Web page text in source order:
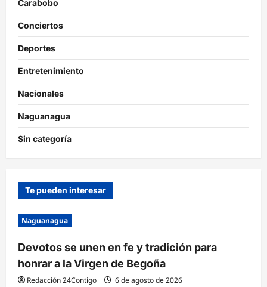
Carabobo
Conciertos
Deportes
Entretenimiento
Nacionales
Naguanagua
Sin categoría
Te pueden interesar
Naguanagua
Devotos se unen en fe y tradición para
honrar a la Virgen de Begoña
Redacción 24Contigo 6 de agosto de 2026